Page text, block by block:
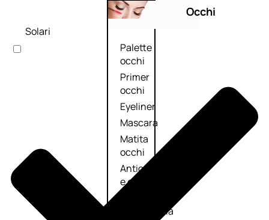
Occhi
Palette
occhi
Primer
occhi
Eyeliner
Mascara
Matita
occhi
Antiocchiaie
e correttori
sopracciglia
Solari